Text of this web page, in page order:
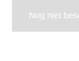
Nog niet